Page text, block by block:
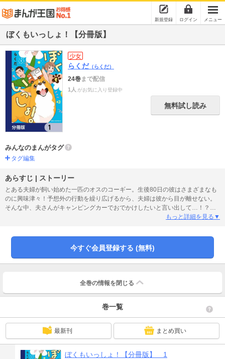
新規登録 ログイン メニュー
ぼくもいっしょ！【分冊版】
少女
らくだ （らくだ）
24巻まで配信
1人 がお気に入り登録中
無料試し読み
みんなのまんがタグ
タグ編集
あらすじ | ストーリー
とある夫婦が飼い始めた一匹のオスのコーギー。生後80日の彼はさまざまなも
のに興味津々！予想外の行動を繰り広げるから、夫婦は彼から目が離せない。
そんな中、夫さんがキャンピングカーでおでかけしたいと言い出して…！？
分冊版第1弾。※本作品は単行本を分割したもので、本編内容は同一のものとな
もっと詳細を見る▼
今すぐ会員登録する (無料)
全巻の情報を 閉じる
巻一覧
最新刊 まとめ買い
ぼくもいっしょ！【分冊版】 1